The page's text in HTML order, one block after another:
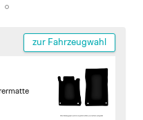
zur Fahrzeugwahl